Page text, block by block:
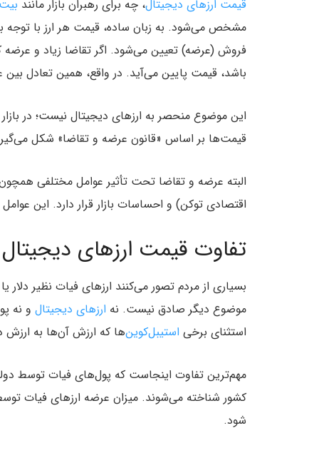
قیمت ارزهای دیجیتال، چه برای رهبران بازار مانند
مشخص می‌شود. به زبان ساده، قیمت هر ارز با توجه به
فروش (عرضه) تعیین می‌شود. اگر تقاضا زیاد و عرضه
باشد، قیمت پایین می‌آید. در واقع، همین تعادل
این موضوع منحصر به ارزهای دیجیتال نیست؛ در بازار
قیمت‌ها بر اساس «قانون عرضه و تقاضا» شکل
البته عرضه و تقاضا تحت تأثیر عوامل مختلفی
اقتصادی توکن) و احساسات بازار قرار دارد. این
تفاوت قیمت ارزهای
موضوع دیگر صادق نیست. نه ارزهای دیجیتال و نه
استثنای برخی استیبل‌کوین‌ها که ارزش آن‌ها به
مهم‌ترین تفاوت اینجاست که پول‌های فیات توسط
کشور شناخته می‌شوند. میزان عرضه ارزهای فیات
شود.